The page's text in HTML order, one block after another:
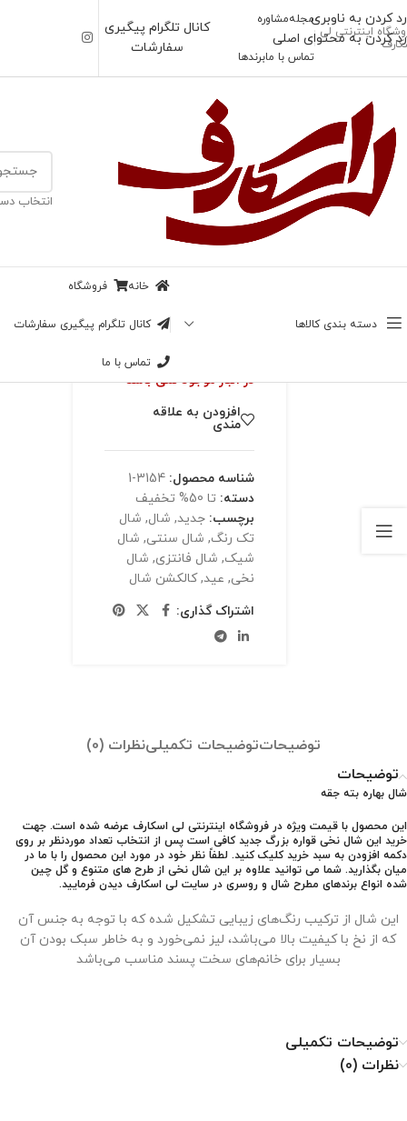
رد کردن به ناوبری
رد کردن به محتوای اصلی
اینترنتی لی
مجلهمشاوره
تماس با مابرندها
کانال تلگرام پیگیری
سفارشات
انتخاب
دسته بندی کالاها
خانه فروشگاه
کانال تلگرام پیگیری سفارشات
تماس با ما
خانه/ تا 50% تخفیف
ناموجود
شال بته جقه (ایراد
تومان
در انبار موجود نمی باشد
افزودن به علاقه
مندی
شناسه محصول: 3154-1
دسته: تا 50% تخفیف
برچسب: جدید, شال, شال
تک رنگ, شال سنتی, شال
شیک, شال فانتزی, شال
نخی, عید, کالکشن شال
اشتراک گذاری:
توضیحاتتوضیحات تکمیلینظرات (0)
توضیحات
شال بهاره بته جقه
این محصول با قیمت ویژه در فروشگاه اینترنتی لی اسکارف عرضه شده است. جهت
خرید این شال نخی قواره بزرگ جدید کافی است پس از انتخاب تعداد موردنظر بر روی
دکمه افزودن به سبد خرید کلیک کنید. لطفاً نظر خود در مورد این محصول را با ما در
میان بگذارید. شما می توانید علاوه بر این شال نخی از طرح های متنوع و گل چین
شده انواع برندهای مطرح شال و روسری در سایت لی اسکارف دیدن فرمایید.
این شال از ترکیب رنگ‌های زیبایی تشکیل شده که با توجه به جنس آن
که از نخ با کیفیت بالا می‌باشد، لیز نمی‌خورد و به خاطر سبک بودن آن
بسیار برای خانم‌های سخت پسند مناسب می‌باشد
نحوه نگهداری از شال نخی
توضیحات تکمیلی
نظرات (0)